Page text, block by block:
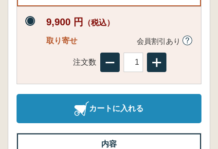
9,900 円 （税込）
取り寄せ 会員割引あり
注文数
カートに入れる
内容